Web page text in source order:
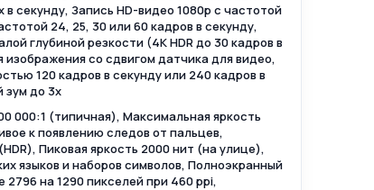
секунду, Запись HD-видео 1080p с частотой
24, 25, 30 или 60 кадров в секунду,
глубиной резкости (4K HDR до 30 кадров в
со сдвигом датчика для видео,
120 кадров в секунду или 240 кадров в
зум до 3x
000:1 (типичная), Максимальная яркость
к появлению следов от пальцев,
Пиковая яркость 2000 нит (на улице),
языков и наборов символов, Полноэкранный
на 1290 пикселей при 460 ppi,